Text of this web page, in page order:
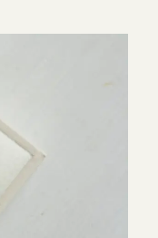
案内
金属・素材
目黒本店
予約
予約